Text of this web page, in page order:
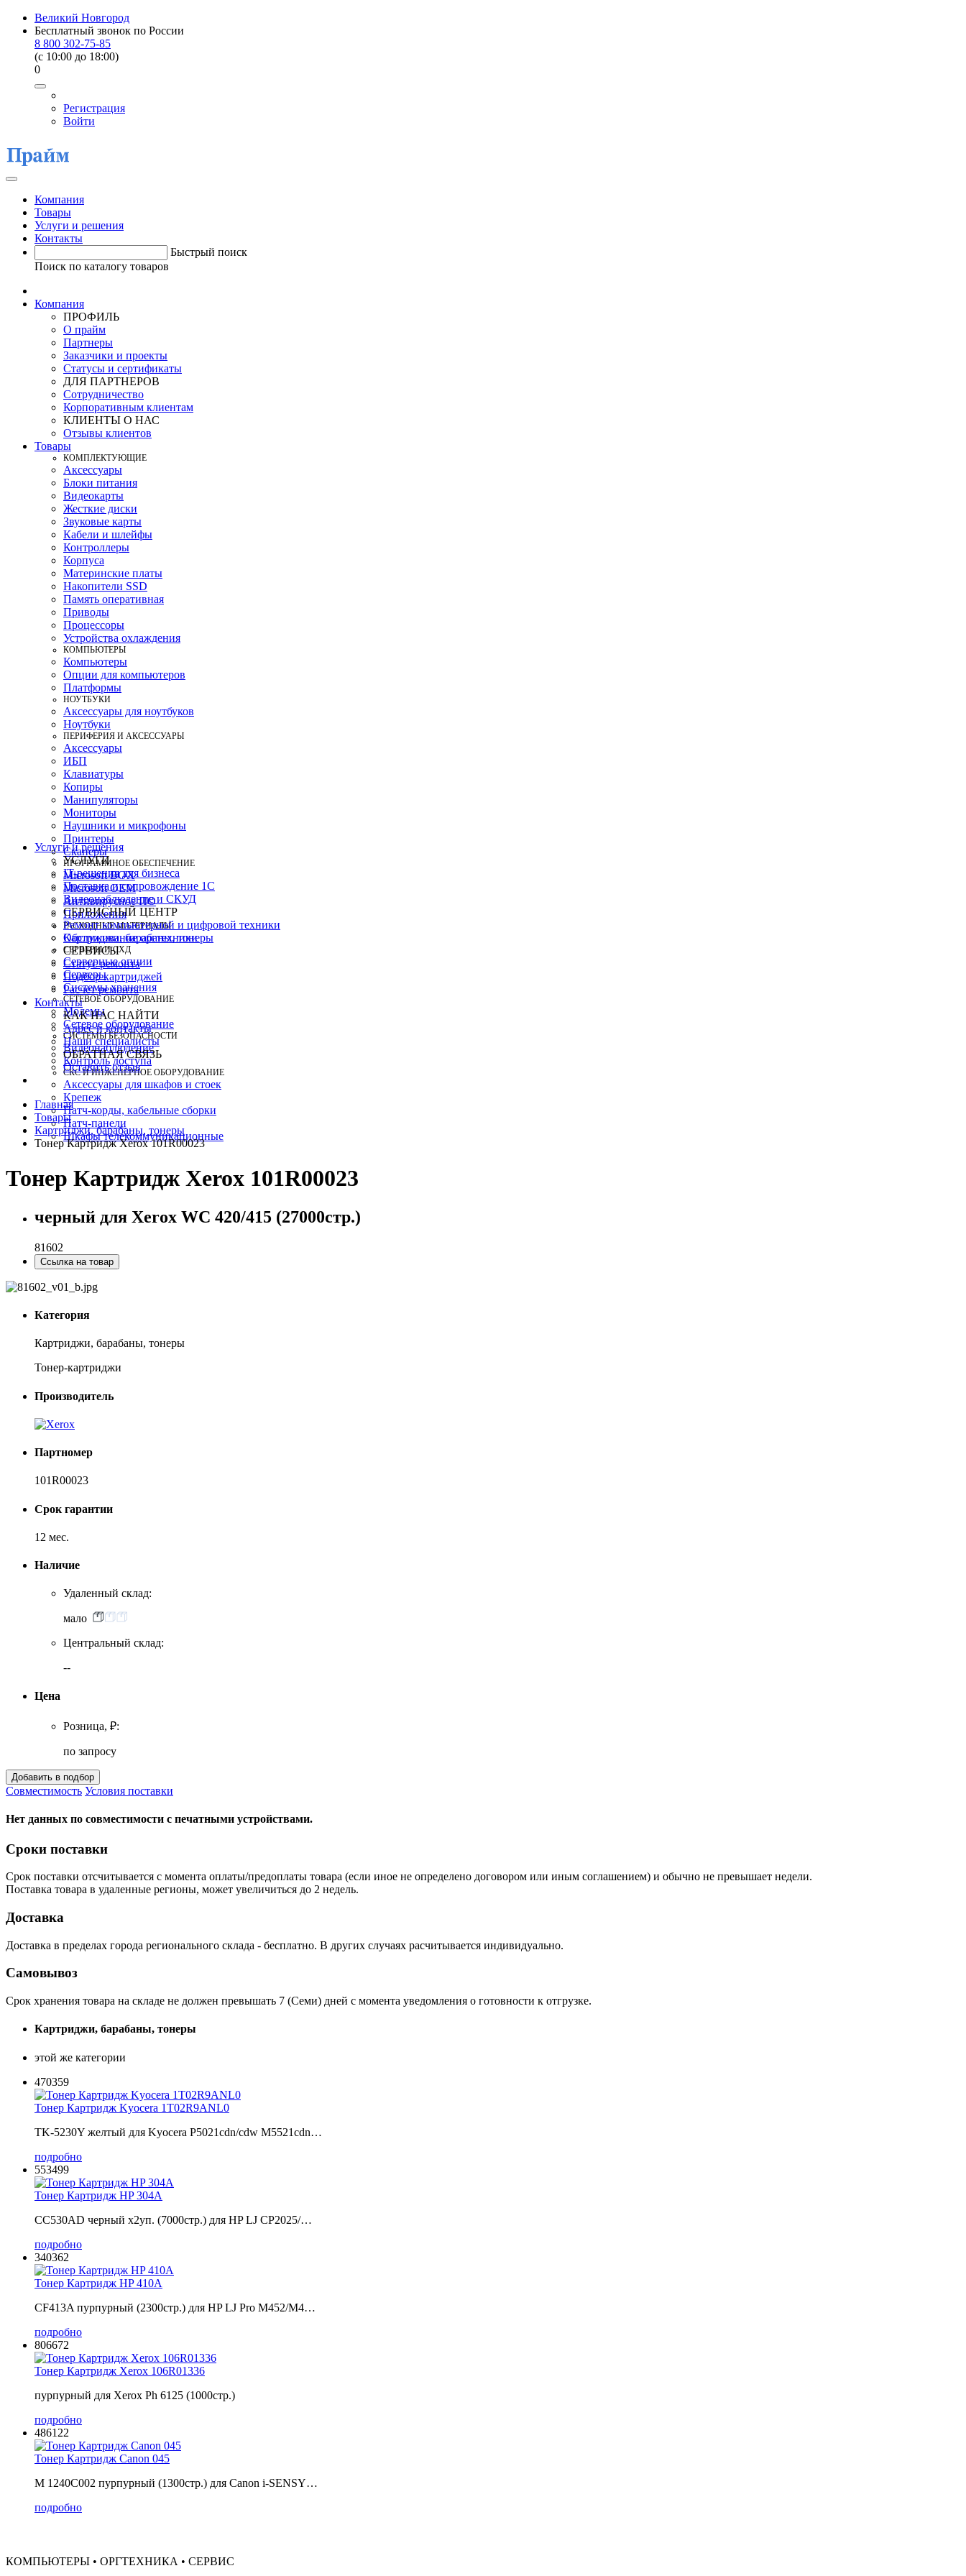
Великий Новгород
Бесплатный звонок по России
8 800 302-75-85
(c 10:00 до 18:00)
0
Регистрация
Войти
Компания
Товары
Услуги и решения
Контакты
Быстрый поиск
Поиск по каталогу товаров
Компания
ПРОФИЛЬ
О прайм
Партнеры
Заказчики и проекты
Статусы и сертификаты
ДЛЯ ПАРТНЕРОВ
Сотрудничество
Корпоративным клиентам
КЛИЕНТЫ О НАС
Отзывы клиентов
Товары
КOМПЛЕКТУЮЩИЕ
Аксессуары
Блоки питания
Видеокарты
Жесткие диски
Звуковые карты
Кабели и шлейфы
Контроллеры
Корпуса
Материнские платы
Накопители SSD
Память оперативная
Приводы
Процессоры
Устройства охлаждения
КОМПЬЮТЕРЫ
Компьютеры
Опции для компьютеров
Платформы
НОУТБУКИ
Аксессуары для ноутбуков
Ноутбуки
ПЕРИФЕРИЯ И АКСЕССУАРЫ
Аксессуары
ИБП
Клавиатуры
Копиры
Манипуляторы
Мониторы
Наушники и микрофоны
Принтеры
Сканеры
ПРОГРАММНОЕ ОБЕСПЕЧЕНИЕ
Microsoft BOX
Microsoft OEM
Антивирусное ПО
Приложения
РАСХОДНЫЕ МАТЕРИАЛЫ
Картриджи, барабаны, тонеры
СЕРВЕРЫ И СХД
Серверные опции
Серверы
Системы хранения
СЕТЕВОЕ ОБОРУДОВАНИЕ
Модемы
Сетевое оборудование
СИСТЕМЫ БЕЗОПАСНОСТИ
Видеонаблюдение
Контроль доступа
СКС И ИНЖЕНЕРНОЕ ОБОРУДОВАНИЕ
Аксессуары для шкафов и стоек
Крепеж
Патч-корды, кабельные сборки
Патч-панели
Шкафы телекоммуникационные
Услуги и решения
УСЛУГИ
IT-решения для бизнеса
Поставка и сопровождение 1C
Видеонаблюдение и СКУД
СЕРВИСНЫЙ ЦЕНТР
Ремонт компьютерной и цифровой техники
Обслуживание оргтехники
СЕРВИСЫ
Статус ремонта
Подбор картриджей
Расчет ремонта
Контакты
КАК НАС НАЙТИ
Адрес и контакты
Наши специалисты
ОБРАТНАЯ СВЯЗЬ
Оставить отзыв
Главная
Товары
Картриджи, барабаны, тонеры
Тонер Картридж Xerox 101R00023
Тонер Картридж Xerox 101R00023
черный для Xerox WC 420/415 (27000стр.)
81602
Ссылка на товар
Категория
Картриджи, барабаны, тонеры
Тонер-картриджи
Производитель
Партномер
101R00023
Срок гарантии
12 мес.
Наличие
Удаленный склад:
мало
Центральный склад:
--
Цена
Розница, ₽:
по запросу
Совместимость Условия поставки
Нет данных по совместимости с печатными устройствами.
Сроки поставки
Срок поставки отсчитывается с момента оплаты/предоплаты товара (если иное не определено договором или иным соглашением) и обычно не превышает недели.
Поставка товара в удаленные регионы, может увеличиться до 2 недель.
Доставка
Доставка в пределах города регионального склада - бесплатно. В других случаях расчитывается индивидуально.
Самовывоз
Срок хранения товара на складе не должен превышать 7 (Семи) дней с момента уведомления о готовности к отгрузке.
Картриджи, барабаны, тонеры
этой же категории
470359
Тонер Картридж Kyocera 1T02R9ANL0
TK-5230Y желтый для Kyocera P5021cdn/cdw M5521cdn…
подробно
553499
Тонер Картридж HP 304A
CC530AD черный x2уп. (7000стр.) для HP LJ CP2025/…
подробно
340362
Тонер Картридж HP 410A
CF413A пурпурный (2300стр.) для HP LJ Pro M452/M4…
подробно
806672
Тонер Картридж Xerox 106R01336
пурпурный для Xerox Ph 6125 (1000стр.)
подробно
486122
Тонер Картридж Canon 045
M 1240C002 пурпурный (1300стр.) для Canon i-SENSY…
подробно
КОМПЬЮТЕРЫ • ОРГТЕХНИКА • СЕРВИС